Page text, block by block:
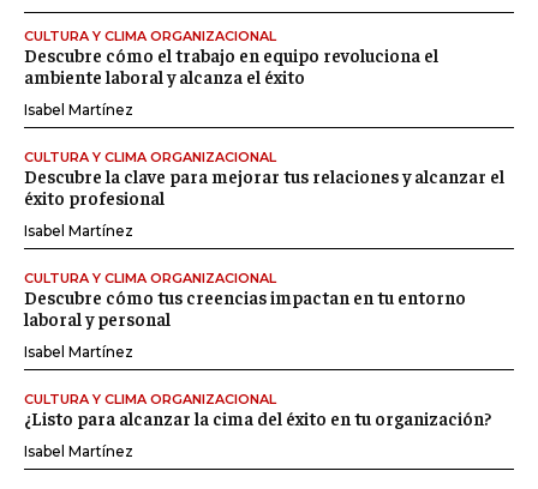
CULTURA Y CLIMA ORGANIZACIONAL
Descubre cómo el trabajo en equipo revoluciona el
ambiente laboral y alcanza el éxito
Isabel Martínez
CULTURA Y CLIMA ORGANIZACIONAL
Descubre la clave para mejorar tus relaciones y alcanzar el
éxito profesional
Isabel Martínez
CULTURA Y CLIMA ORGANIZACIONAL
Descubre cómo tus creencias impactan en tu entorno
laboral y personal
Isabel Martínez
CULTURA Y CLIMA ORGANIZACIONAL
¿Listo para alcanzar la cima del éxito en tu organización?
Isabel Martínez